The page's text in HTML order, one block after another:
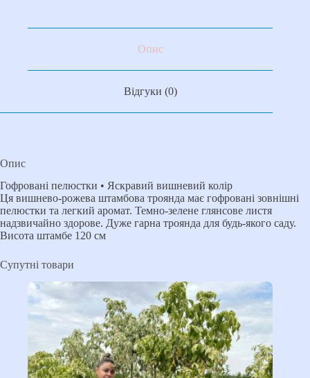
Опис
Відгуки (0)
Опис
Гофровані пелюстки • Яскравий вишневий колір
Ця вишнево-рожева штамбова троянда має гофровані зовнішні
пелюстки та легкий аромат. Темно-зелене глянсове листя
надзвичайно здорове. Дуже гарна троянда для будь-якого саду.
Висота штамбе 120 см
Супутні товари